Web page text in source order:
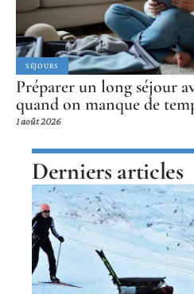
SÉJOURS
Préparer un long séjour
quand on manque de
1 août 2026
Derniers articles